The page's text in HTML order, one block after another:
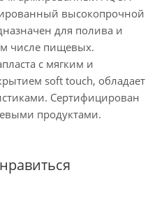
высокопрочной
для полива и
числе пищевых.
с мягким и
soft touch, обладает
Сертифицирован
продуктами.